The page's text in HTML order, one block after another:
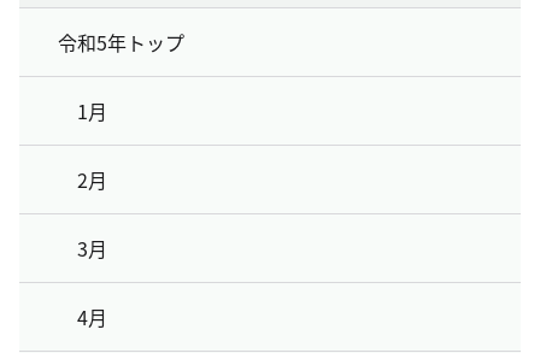
令和5年トップ
1月
2月
3月
4月